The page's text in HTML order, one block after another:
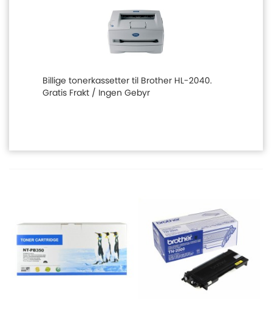
Billige tonerkassetter til Brother HL-2040.
Gratis Frakt / Ingen Gebyr